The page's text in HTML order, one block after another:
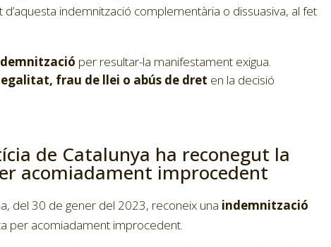
indemnització complementària o dissuasiva, al fet
per resultar-la manifestament exigua.
frau de llei o abús de dret en la decisió
de Catalunya ha reconegut la
acomiadament improcedent
del 30 de gener del 2023, reconeix una indemnització
per acomiadament improcedent.